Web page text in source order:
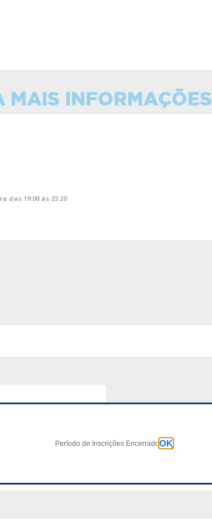
MAIS INFORMAÇÕES
das 19:00 às 23:20
Período de Inscrições Encerrado OK